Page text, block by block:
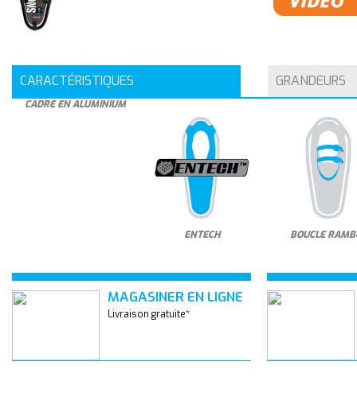
CARACTÉRISTIQUES GRANDEURS
CADRE EN ALUMINIUM
ENTECH BOUCLE
MAGASINER EN LIGNE
Livraison gratuite*